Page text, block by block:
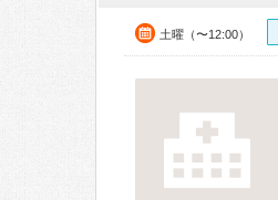
土曜（〜12:00）